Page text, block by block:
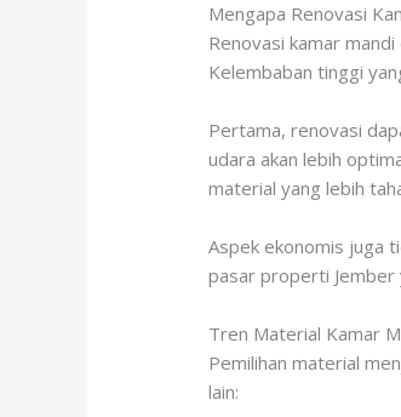
Mengapa Renovasi
Renovasi kamar
Kelembaban tinggi
Pertama, renovasi
udara akan lebih
material yang lebih
Aspek ekonomis juga
pasar properti Jember
Tren Material Kamar
Pemilihan material
lain: